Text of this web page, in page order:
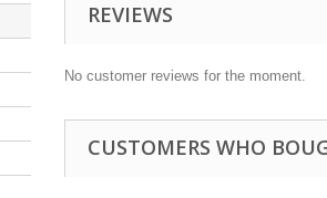
REVIEWS
No customer reviews for the moment.
CUSTOMERS WHO